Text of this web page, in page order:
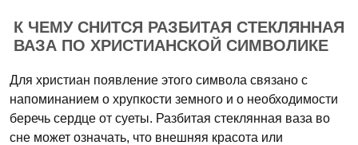
К ЧЕМУ СНИТСЯ РАЗБИТАЯ СТЕКЛЯННАЯ
ВАЗА ПО ХРИСТИАНСКОЙ СИМВОЛИКЕ
Для христиан появление этого символа связано с
напоминанием о хрупкости земного и о необходимости
беречь сердце от суеты. Разбитая стеклянная ваза во
сне может означать, что внешняя красота или